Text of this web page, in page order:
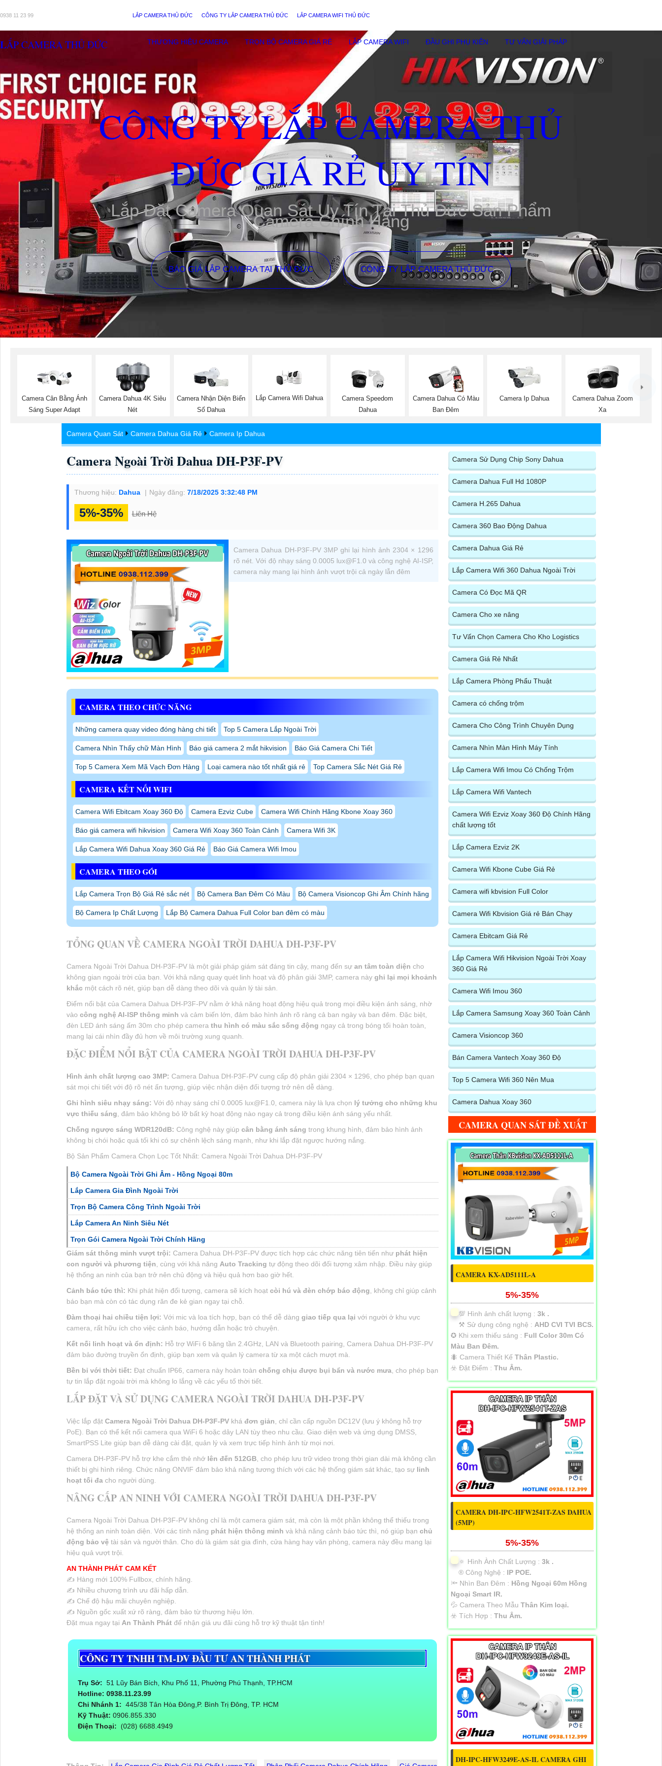
0938 11 23 99 LẮP CAMERA THỦ ĐỨC CÔNG TY LẮP CAMERA THỦ ĐỨC LẮP CAMERA WIFI THỦ ĐỨC
LẮP CAMERA THỦ ĐỨC THƯƠNG HIỆU CAMERA TRỌN BỘ CAMERA GIÁ RẺ LẮP CAMERA WIFI ĐẦU GHI PHỤ KIÊN TƯ VẤN GIẢI PHÁP
CÔNG TY LẮP CAMERA THỦ
ĐỨC GIÁ RẺ UY TÍN
Lắp Đặt Camera Quan Sát Uy Tín Tại Thủ Đức Sản Phẩm
Camera Chính Hãng
BÁO GIÁ LẮP CAMERA TẠI THỦ ĐỨC CÔNG TY LẮP CAMERA THỦ ĐỨC
Camera Cân Bằng Ánh
Sáng Super Adapt
Camera Dahua 4K Siêu
Nét
Camera Nhận Diện Biển
Số Dahua
Lắp Camera Wifi Dahua
Camera Speedom
Dahua
Camera Dahua Có Màu
Ban Đêm
Camera Ip Dahua
Camera Dahua Zoom
Xa
Camera Quan Sát Camera Dahua Giá Rẻ Camera Ip Dahua
Camera Ngoài Trời Dahua DH-P3F-PV
Thương hiệu: Dahua Ngày đăng: 7/18/2025 3:32:48 PM
5%-35% Liên Hệ
Camera Dahua DH-P3F-PV 3MP ghi lại hình ảnh 2304 × 1296
rõ nét. Với độ nhạy sáng 0.0005 lux@F1.0 và công nghệ AI-ISP,
camera này mang lại hình ảnh vượt trội cả ngày lẫn đêm
CAMERA THEO CHỨC NĂNG
Những camera quay video đóng hàng chi tiết Top 5 Camera Lắp Ngoài Trời
Camera Nhìn Thấy chữ Màn Hình Báo giá camera 2 mắt hikvision Báo Giá Camera Chi Tiết
Top 5 Camera Xem Mã Vạch Đơn Hàng Loại camera nào tốt nhất giá rẻ Top Camera Sắc Nét Giá Rẻ
CAMERA KẾT NỐI WIFI
Camera Wifi Ebitcam Xoay 360 Độ Camera Ezviz Cube Camera Wifi Chính Hãng Kbone Xoay 360
Báo giá camera wifi hikvision Camera Wifi Xoay 360 Toàn Cảnh Camera Wifi 3K
Lắp Camera Wifi Dahua Xoay 360 Giá Rẻ Báo Giá Camera Wifi Imou
CAMERA THEO GÓI
Lắp Camera Trọn Bộ Giá Rẻ sắc nét Bộ Camera Ban Đêm Có Màu Bộ Camera Visioncop Ghi Âm Chính hãng
Bộ Camera Ip Chất Lượng Lắp Bộ Camera Dahua Full Color ban đêm có màu
TỔNG QUAN VỀ CAMERA NGOÀI TRỜI DAHUA DH-P3F-PV
Camera Ngoài Trời Dahua DH-P3F-PV là một giải pháp giám sát đáng tin cậy, mang đến sự an tâm toàn diện cho
không gian ngoài trời của bạn. Với khả năng quay quét linh hoạt và độ phân giải 3MP, camera này ghi lại mọi khoảnh
khắc một cách rõ nét, giúp bạn dễ dàng theo dõi và quản lý tài sản.
Điểm nổi bật của Camera Dahua DH-P3F-PV nằm ở khả năng hoạt động hiệu quả trong mọi điều kiện ánh sáng, nhờ
vào công nghệ AI-ISP thông minh và cảm biến lớn, đảm bảo hình ảnh rõ ràng cả ban ngày và ban đêm. Đặc biệt,
đèn LED ánh sáng ấm 30m cho phép camera thu hình có màu sắc sống động ngay cả trong bóng tối hoàn toàn,
mang lại cái nhìn đầy đủ hơn về môi trường xung quanh.
ĐẶC ĐIỂM NỔI BẬT CỦA CAMERA NGOÀI TRỜI DAHUA DH-P3F-PV
Hình ảnh chất lượng cao 3MP: Camera Dahua DH-P3F-PV cung cấp độ phân giải 2304 × 1296, cho phép bạn quan
sát mọi chi tiết với độ rõ nét ấn tượng, giúp việc nhận diện đối tượng trở nên dễ dàng.
Ghi hình siêu nhạy sáng: Với độ nhạy sáng chỉ 0.0005 lux@F1.0, camera này là lựa chọn lý tưởng cho những khu
vực thiếu sáng, đảm bảo không bỏ lỡ bất kỳ hoạt động nào ngay cả trong điều kiện ánh sáng yếu nhất.
Chống ngược sáng WDR120dB: Công nghệ này giúp cân bằng ánh sáng trong khung hình, đảm bảo hình ảnh
không bị chói hoặc quá tối khi có sự chênh lệch sáng mạnh, như khi lắp đặt ngược hướng nắng.
Bộ Sản Phẩm Camera Chọn Lọc Tốt Nhất: Camera Ngoài Trời Dahua DH-P3F-PV
Bộ Camera Ngoài Trời Ghi Âm - Hồng Ngoại 80m
Lắp Camera Gia Đình Ngoài Trời
Trọn Bộ Camera Công Trình Ngoài Trời
Lắp Camera An Ninh Siêu Nét
Trọn Gói Camera Ngoài Trời Chính Hãng
Giám sát thông minh vượt trội: Camera Dahua DH-P3F-PV được tích hợp các chức năng tiên tiến như phát hiện
con người và phương tiện, cùng với khả năng Auto Tracking tự động theo dõi đối tượng xâm nhập. Điều này giúp
hệ thống an ninh của bạn trở nên chủ động và hiệu quả hơn bao giờ hết.
Cảnh báo tức thì: Khi phát hiện đối tượng, camera sẽ kích hoạt còi hú và đèn chớp báo động, không chỉ giúp cảnh
báo bạn mà còn có tác dụng răn đe kẻ gian ngay tại chỗ.
Đàm thoại hai chiều tiện lợi: Với mic và loa tích hợp, bạn có thể dễ dàng giao tiếp qua lại với người ở khu vực
camera, rất hữu ích cho việc cảnh báo, hướng dẫn hoặc trò chuyện.
Kết nối linh hoạt và ổn định: Hỗ trợ WiFi 6 băng tần 2.4GHz, LAN và Bluetooth pairing, Camera Dahua DH-P3F-PV
đảm bảo đường truyền ổn định, giúp bạn xem và quản lý camera từ xa một cách mượt mà.
Bền bỉ với thời tiết: Đạt chuẩn IP66, camera này hoàn toàn chống chịu được bụi bẩn và nước mưa, cho phép bạn
tự tin lắp đặt ngoài trời mà không lo lắng về các yếu tố thời tiết.
LẮP ĐẶT VÀ SỬ DỤNG CAMERA NGOÀI TRỜI DAHUA DH-P3F-PV
Việc lắp đặt Camera Ngoài Trời Dahua DH-P3F-PVkhá đơn giản, chỉ cần cấp nguồn DC12V (lưu ý không hỗ trợ
PoE). Bạn có thể kết nối camera qua WiFi 6 hoặc dây LAN tùy theo nhu cầu. Giao diện web và ứng dụng DMSS,
SmartPSS Lite giúp bạn dễ dàng cài đặt, quản lý và xem trực tiếp hình ảnh từ mọi nơi.
Camera DH-P3F-PV hỗ trợ khe cắm thẻ nhớ lên đến 512GB, cho phép lưu trữ video trong thời gian dài mà không cần
thiết bị ghi hình riêng. Chức năng ONVIF đảm bảo khả năng tương thích với các hệ thống giám sát khác, tạo sự linh
hoạt tối đacho người dùng.
NÂNG CẤP AN NINH VỚI CAMERA NGOÀI TRỜI DAHUA DH-P3F-PV
Camera Ngoài Trời Dahua DH-P3F-PV không chỉ là một camera giám sát, mà còn là một phần không thể thiếu trong
hệ thống an ninh toàn diện. Với các tính năng phát hiện thông minh và khả năng cảnh báo tức thì, nó giúp bạn chủ
động bảo vệ tài sản và người thân. Cho dù là giám sát gia đình, cửa hàng hay văn phòng, camera này đều mang lại
hiệu quả vượt trội.
AN THÀNH PHÁT CAM KẾT
✍️ Hàng mới 100% Fullbox, chính hãng.
✍️ Nhiều chương trình ưu đãi hấp dẫn.
✍️ Chế độ hậu mãi chuyên nghiệp.
✍️ Nguồn gốc xuất xứ rõ ràng, đảm bảo từ thương hiệu lớn.
Đặt mua ngay tại An Thành Phátđể nhận giá ưu đãi cùng hỗ trợ kỹ thuật tận tình!
CÔNG TY TNHH TM-DV ĐẦU TƯ AN THÀNH PHÁT
Trụ Sở: 51 Lũy Bán Bích, Khu Phố 11, Phường Phú Thạnh, TP.HCM
Hotline: 0938.11.23.99
Chi Nhánh 1: 445/38 Tân Hòa Đông,P. Bình Trị Đông, TP. HCM
Kỹ Thuật: 0906.855.330
Điện Thoại: (028) 6688.4949
Camera Sử Dụng Chip Sony Dahua
Camera Dahua Full Hd 1080P
Camera H.265 Dahua
Camera 360 Bao Động Dahua
Camera Dahua Giá Rẻ
Lắp Camera Wifi 360 Dahua Ngoài Trời
Camera Có Đọc Mã QR
Camera Cho xe nâng
Tư Vấn Chọn Camera Cho Kho Logistics
Camera Giá Rẻ Nhất
Lắp Camera Phòng Phẩu Thuật
Camera có chống trộm
Camera Cho Công Trình Chuyên Dụng
Camera Nhìn Màn Hình Máy Tính
Lắp Camera Wifi Imou Có Chống Trộm
Lắp Camera Wifi Vantech
Camera Wifi Ezviz Xoay 360 Độ Chính Hãng
chất lượng tốt
Lắp Camera Ezviz 2K
Camera Wifi Kbone Cube Giá Rẻ
Camera wifi kbvision Full Color
Camera Wifi Kbvision Giá rẻ Bán Chạy
Camera Ebitcam Giá Rẻ
Lắp Camera Wifi Hikvision Ngoài Trời Xoay
360 Giá Rẻ
Camera Wifi Imou 360
Lắp Camera Samsung Xoay 360 Toàn Cảnh
Camera Visioncop 360
Bán Camera Vantech Xoay 360 Độ
Top 5 Camera Wifi 360 Nên Mua
Camera Dahua Xoay 360
CAMERA QUAN SÁT ĐỀ XUẤT
CAMERA KX-AD5111L-A
5%-35%
💯 Hình ảnh chất lượng : 3k .
⚒ Sử dụng công nghệ : AHD CVI TVI BCS.
✪ Khi xem thiếu sáng : Full Color 30m Có
Màu Ban Ðêm.
🐜 Camera Thiết Kế Thân Plastic.
️☣️ Đặt Điểm : Thu Âm.
CAMERA DH-IPC-HFW2541T-ZAS DAHUA
(5MP)
5%-35%
🔅 Hình Ành Chất Lượng : 3k .
®️ Công Nghệ : IP POE.
🔦 Nhìn Ban Đêm : Hồng Ngoại 60m Hồng
Ngoại Smart IR.
💦 Camera Theo Mẫu Thân Kim loại.
️☣️ Tích Hợp : Thu Âm.
DH-IPC-HFW3249E-AS-IL CAMERA GHI